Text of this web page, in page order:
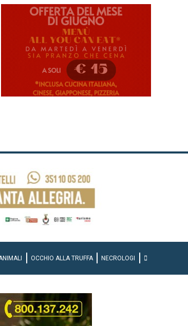
OCCHIO ALLA TRUFFA NECROLOGI